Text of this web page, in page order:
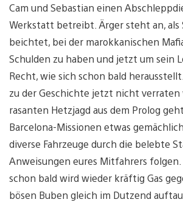
Cam und Sebastian einen
Werkstatt betreibt. Ärger steht an, als
beichtet, bei der marokkanischen
Schulden zu haben und jetzt um sein
Recht, wie sich schon bald
zu der Geschichte jetzt nicht verraten
rasanten Hetzjagd aus dem Prolog
Barcelona-Missionen etwas
diverse Fahrzeuge durch die belebte
Anweisungen eures Mitfahrers folgen.
schon bald wird wieder kräftig Gas
bösen Buben gleich im Dutzend